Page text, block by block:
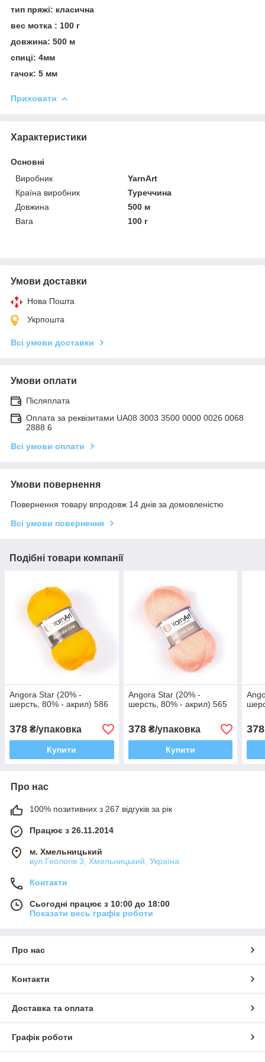
тип пряжі: класична
вес мотка : 100 г
довжина: 500 м
спиці: 4мм
гачок: 5 мм
Приховати
Характеристики
Основні
Виробник
YarnArt
Країна виробник
Туреччина
Довжина
500 м
Вага
100 г
Умови доставки
Нова Пошта
Укрпошта
Всі умови доставки
Умови оплати
Післяплата
Оплата за реквізитами UA08 3003 3500 0000 0026 0068
2888 6
Всі умови оплати
Умови повернення
Повернення товару впродовж 14 днів за домовленістю
Всі умови повернення
Подібні товари компанії
Angora Star (20% -
шерсть, 80% - акрил) 586
378 ₴/упаковка
Купити
Angora Star (20% -
шерсть, 80% - акрил) 565
378₴/упаковка
Купити
378
Про нас
100% позитивних з 267 відгуків за рік
Працює з 26.11.2014
м. Хмельницький
вул.Геологів 3, Хмельницький, Україна
Контакти
Сьогодні працює з 10:00 до 18:00
Показати весь графік роботи
Про нас
Контакти
Доставка та оплата
Графік роботи